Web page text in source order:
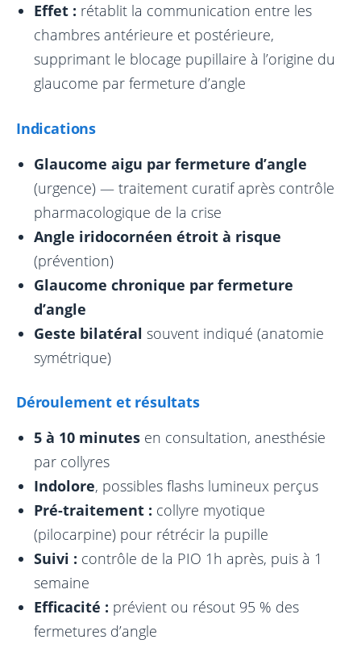
Effet : rétablit la communication entre les
chambres antérieure et postérieure,
supprimant le blocage pupillaire à l’origine du
glaucome par fermeture d’angle
Indications
Glaucome aigu par fermeture d’angle
(urgence) — traitement curatif après contrôle
pharmacologique de la crise
Angle iridocornéen étroit à risque
(prévention)
Glaucome chronique par fermeture
d’angle
Geste bilatéral souvent indiqué (anatomie
symétrique)
Déroulement et résultats
5 à 10 minutes en consultation, anesthésie
par collyres
Indolore, possibles flashs lumineux perçus
Pré-traitement : collyre myotique
(pilocarpine) pour rétrécir la pupille
Suivi : contrôle de la PIO 1h après, puis à 1
semaine
Efficacité : prévient ou résout 95 % des
fermetures d’angle